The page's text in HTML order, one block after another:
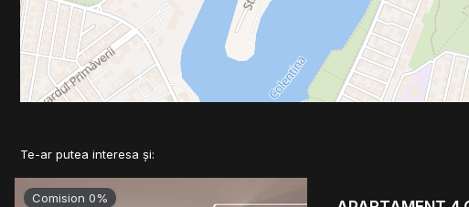
Te-ar putea interesa și:
Comision 0%